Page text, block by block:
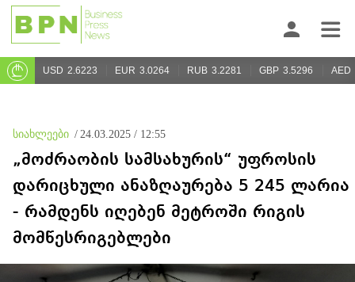
USD 2.6223 EUR 3.0264 RUB 3.2281 GBP 3.5296 AED
სიახლეები / 24.03.2025 / 12:55
„მოძრაობის სამსახურის“ უფროსის
დარიცხული ანაზღაურება 5 245 ლარია
- რამდენს იღებენ მეტროში რიგის
მომწესრიგებლები